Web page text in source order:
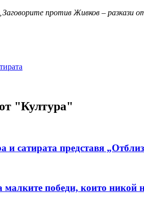
против Живков – разкази
"Култура"
и сатирата представя
победи, които никой